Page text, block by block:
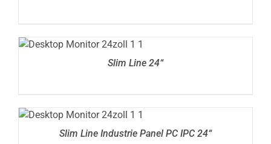
DETAILS
Slim Line 24“
DETAILS
Slim Line Industrie Panel PC IPC 24“